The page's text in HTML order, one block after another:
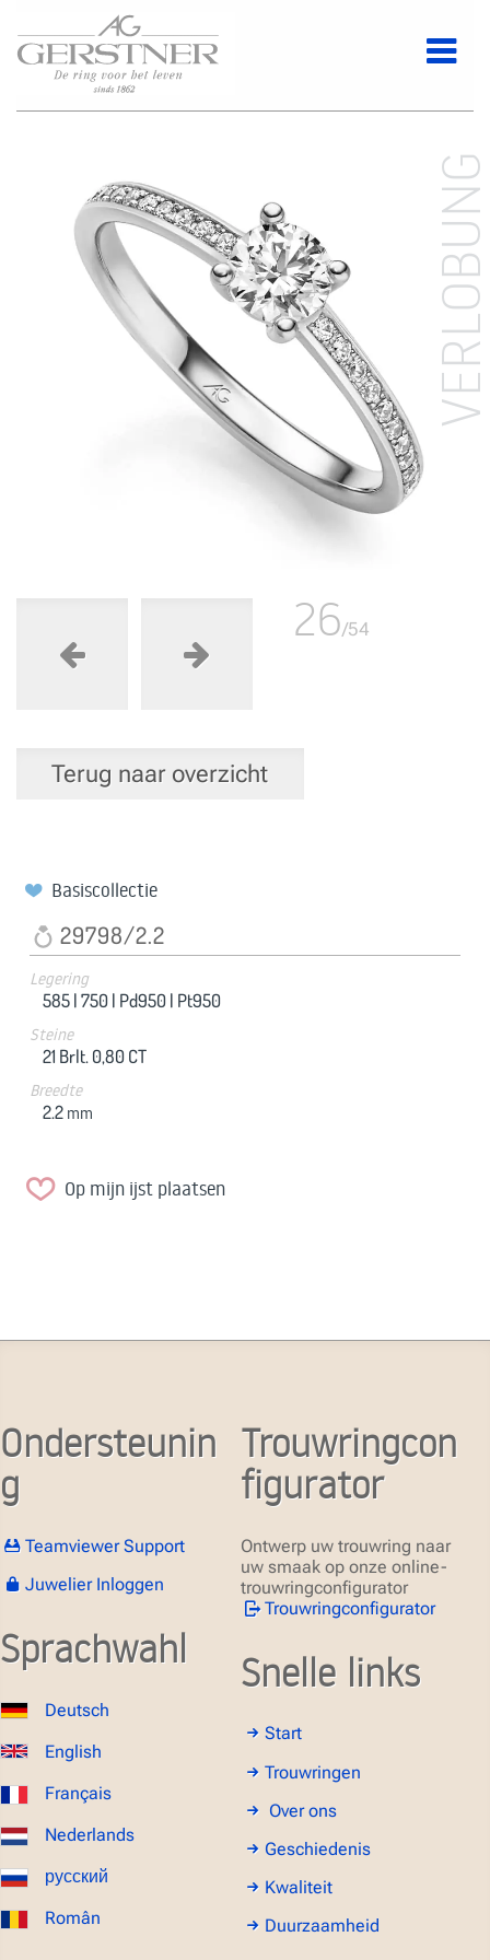
26/54
Terug naar overzicht
Basiscollectie
29798/2.2
Legering
585 |750 | Pd950 | Pt950
Steine
21 Brlt. 0,80 CT
Breedte
2.2 mm
Op mijn ijst plaatsen
Ondersteunin
g
Teamviewer Support
Juwelier Inloggen
Sprachwahl
Deutsch
English
Français
Nederlands
русский
Român
Trouwringcon
figurator
Ontwerp uw trouwring naar
uw smaak op onze online-
trouwringconfigurator
Trouwringconfigurator
Snelle links
Start
Trouwringen
Over ons
Geschiedenis
Kwaliteit
Duurzaamheid